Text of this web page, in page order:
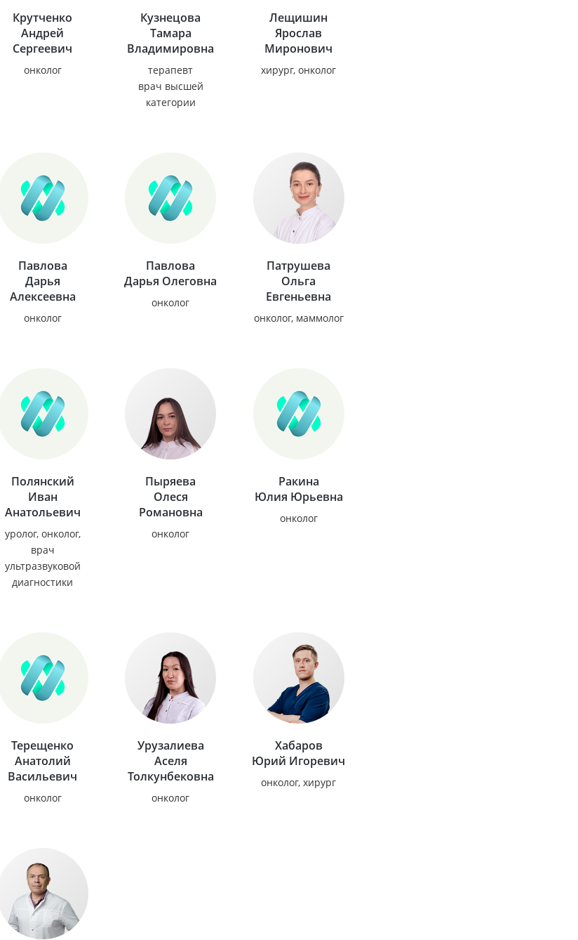
Крутченко
Андрей
Сергеевич
онколог
Кузнецова
Тамара
Владимировна
терапевт
врач высшей
категории
Лещишин
Ярослав
Миронович
хирург, онколог
Павлова
Дарья
Алексеевна
онколог
Павлова
Дарья Олеговна
онколог
Патрушева
Ольга
Евгеньевна
онколог, маммолог
Полянский
Иван
Анатольевич
уролог, онколог,
врач
ультразвуковой
диагностики
Пыряева
Олеся
Романовна
онколог
Ракина
Юлия Юрьевна
онколог
Терещенко
Анатолий
Васильевич
онколог
Урузалиева
Аселя
Толкунбековна
онколог
Хабаров
Юрий Игоревич
онколог, хирург